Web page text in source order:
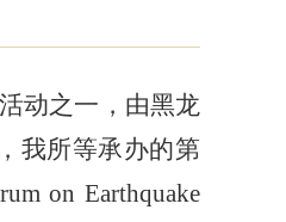
动之一，由黑龙
我所等承办的第
on Earthquake